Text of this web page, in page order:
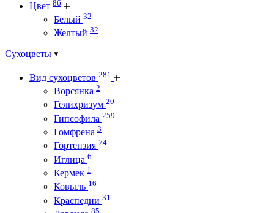
Цвет 86
Белый 32
Желтый 32
Сухоцветы
Вид сухоцветов 281
Ворсянка 2
Гелихризум 20
Гипсофила 259
Гомфрена 3
Гортензия 74
Иглица 6
Кермек 1
Ковыль 16
Краспедии 31
85